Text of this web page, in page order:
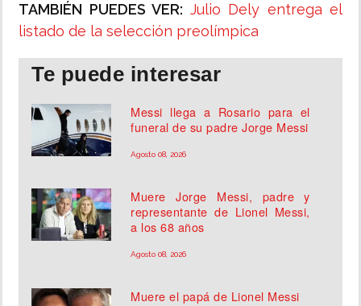
TAMBIÉN PUEDES VER: Julio Dely entrega el
listado de la selección preolímpica
Te puede interesar
Messi llega a Rosario para el
funeral de su padre Jorge Messi
Agosto 08, 2026
Muere Jorge Messi, padre y
representante de Lionel Messi,
a los 68 años
Agosto 08, 2026
Muere el papá de Lionel Messi